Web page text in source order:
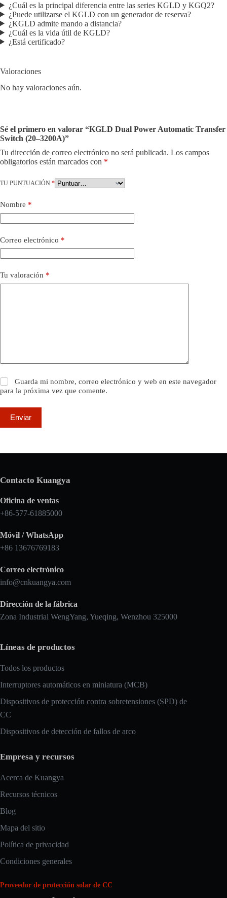
¿Cuál es la principal diferencia entre las series KGLD y KGQ2?
¿Puede utilizarse el KGLD con un generador de reserva?
¿KGLD admite mando a distancia?
¿Cuál es la vida útil de KGLD?
¿Está certificado?
Valoraciones
No hay valoraciones aún.
Sé el primero en valorar “KGLD Dual Power Automatic Transfer
Switch (20–3200A)”
Tu dirección de correo electrónico no será publicada. Los campos
obligatorios están marcados con *
TU PUNTUACIÓN *
Nombre *
Correo electrónico *
Tu valoración *
Guarda mi nombre, correo electrónico y web en este navegador
para la próxima vez que comente.
Enviar
Contacto Kuangya
Oficina de ventas
+86-577-61885000
Móvil / WhatsApp
+86 13676769183
Correo electrónico
info@cnkuangya.com
Dirección de la fábrica
Zona Industrial WengYang, Yueqing, Wenzhou 325000
Líneas de productos
Todos los productos
Interruptores automáticos en miniatura (MCB)
Dispositivos de protección contra sobretensiones (SPD) de
CC
Dispositivos de detección de fallos de arco
Empresa y recursos
Acerca de Kuangya
Recursos técnicos
Blog
Mapa del sitio
Política de privacidad
Condiciones generales
Proveedor de protección solar de CC